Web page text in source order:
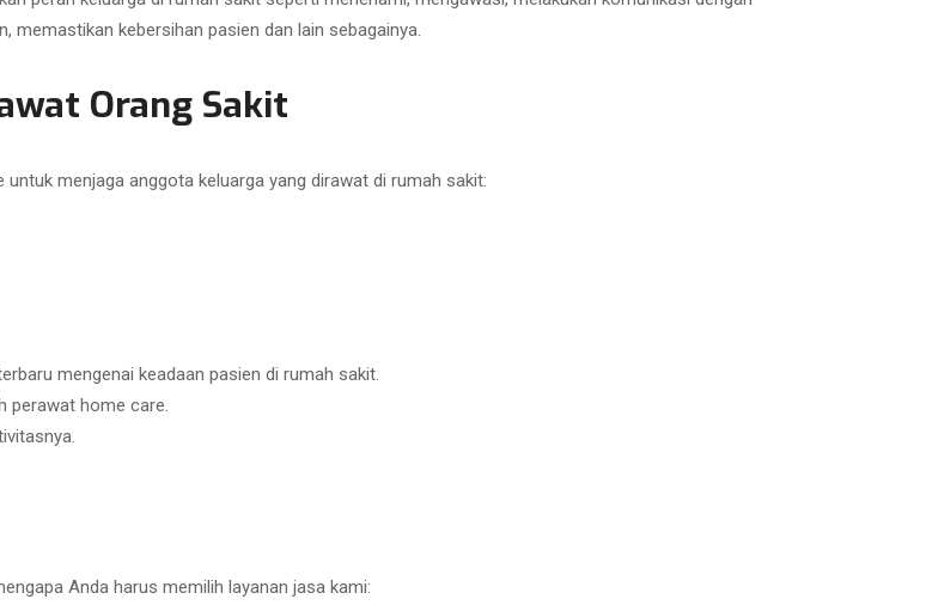
memastikan kebersihan pasien dan lain sebagainya.
Orang Sakit
menjaga anggota keluarga yang dirawat di rumah sakit:
mengenai keadaan pasien di rumah sakit.
perawat home care.
Anda harus memilih layanan jasa kami: